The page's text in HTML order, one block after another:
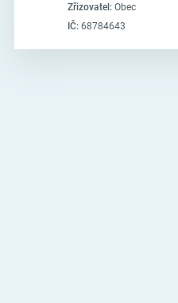
Zřizovatel:Obec
IČ:68784643